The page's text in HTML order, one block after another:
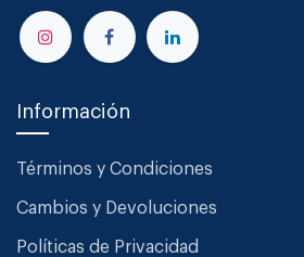
Información
Términos y Condiciones
Cambios y Devoluciones
Políticas de Privacidad